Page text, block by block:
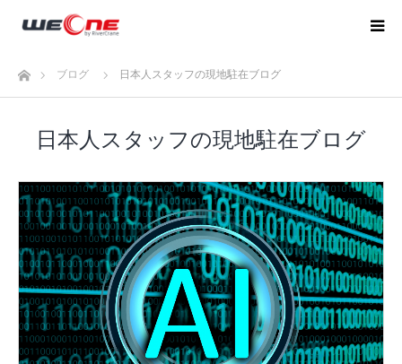
ホームブログ 日本人スタッフの現地駐在ブログ
日本人スタッフの現地駐在ブログ